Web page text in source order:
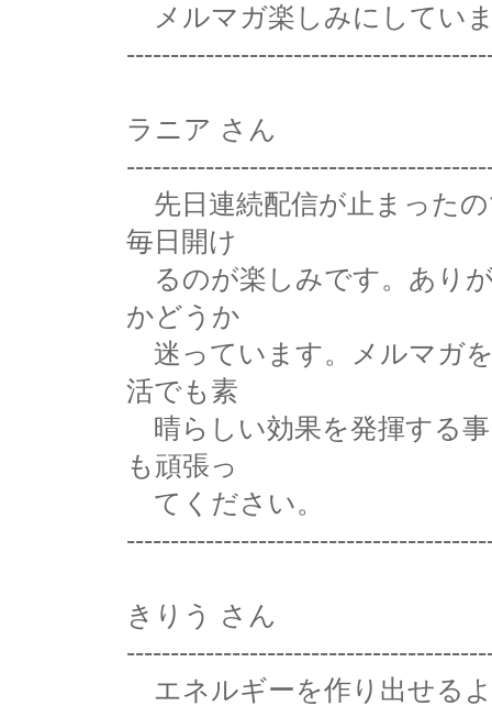
メルマガ楽しみにしてい
ラニア さん
先日連続配信が止まった
毎日開け
るのが楽しみです。あり
かどうか
迷っています。メルマガ
活でも素
晴らしい効果を発揮する
も頑張っ
てください。
きりう さん
エネルギーを作り出せる